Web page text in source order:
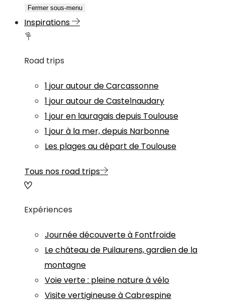
Fermer sous-menu
Inspirations
Road trips
1 jour autour de Carcassonne
1 jour autour de Castelnaudary
1 jour en lauragais depuis Toulouse
1 jour à la mer, depuis Narbonne
Les plages au départ de Toulouse
Tous nos road trips
Expériences
Journée découverte à Fontfroide
Le château de Puilaurens, gardien de la
montagne
Voie verte : pleine nature à vélo
Visite vertigineuse à Cabrespine